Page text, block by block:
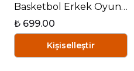
Kişiselleştir
Basketbol Erkek Oyunculu Basketbol Toplu Kupa + Baskılı Pamuklu Tişört Kombin-1
₺ 699.00